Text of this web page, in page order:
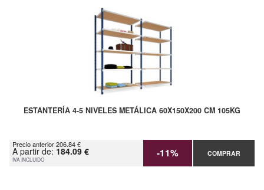
ESTANTERÍA 4-5 NIVELES METÁLICA 60X150X200 CM 105KG
Precio anterior 206.84 €
A partir de: 184.09 €
IVA INCLUIDO -11% COMPRAR